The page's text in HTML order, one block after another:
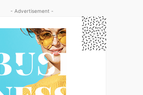
- Advertisement -